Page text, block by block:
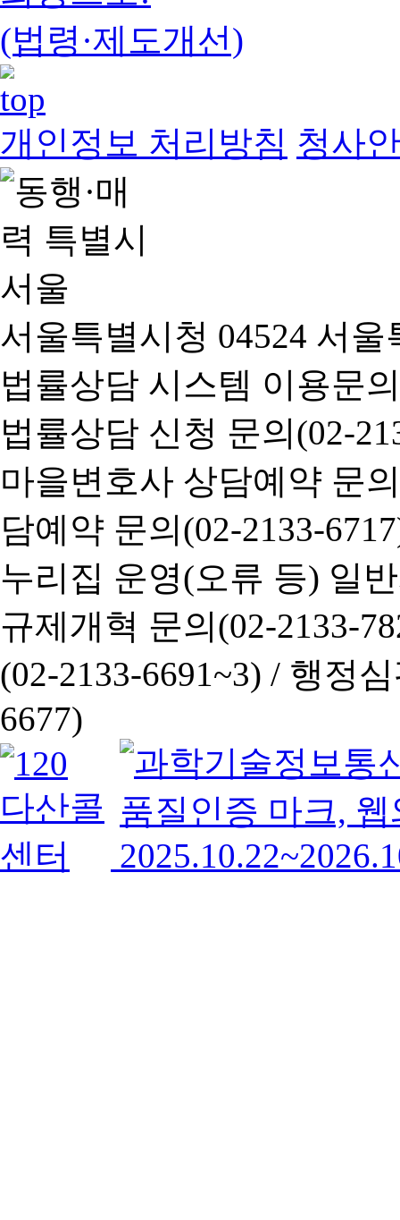
(법령·제도개선)
개인정보 처리방침 청사
서울특별시청 04524 서
법률상담 시스템 이용문
법률상담 신청 문의(02-
마을변호사 상담예약 문
담예약 문의(02-2133-
누리집 운영(오류 등) 일
규제개혁 문의(02-2133-
(02-2133-6691~3) / 행정심
6677)